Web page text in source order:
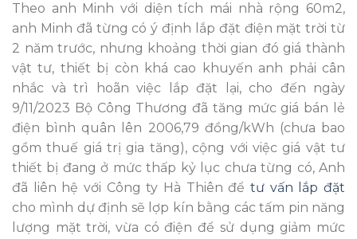
Theo anh Minh với diện tích mái nhà rộng 60m2,
anh Minh đã từng có ý định lắp đặt điện mặt trời từ
2 năm trước, nhưng khoảng thời gian đó giá thành
vật tư, thiết bị còn khá cao khuyến anh phải cân
nhắc và trì hoãn việc lắp đặt lại, cho đến ngày
9/11/2023 Bộ Công Thương đã tăng mức giá bán lẻ
điện bình quân lên 2006,79 đồng/kWh (chưa bao
gồm thuế giá trị gia tăng), cộng với việc giá vật tư
thiết bị đang ở mức thấp kỷ lục chưa từng có, Anh
đã liên hệ với Công ty Hà Thiên để tư vấn lắp đặt
cho mình dự định sẽ lợp kín bằng các tấm pin năng
lượng mặt trời, vừa có điện để sử dụng giảm mức